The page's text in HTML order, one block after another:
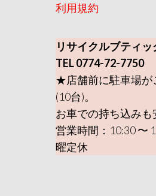
利用規約
リサイクルブティッ
TEL 0774-72-7750
★店舗前に駐車場が
(10台)。
お車での持ち込みも
営業時間：10:30 〜
曜定休